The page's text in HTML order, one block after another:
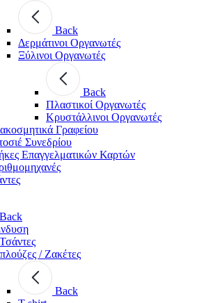
Back
Δερμάτινοι Οργανωτές
Ξύλινοι Οργανωτές
Back
Πλαστικοί Οργανωτές
Κρυστάλλινοι Οργανωτές
Γραφείου
Συνεδρίου
Επαγγελματικών Καρτών
Back
/ Ζακέτες
Back